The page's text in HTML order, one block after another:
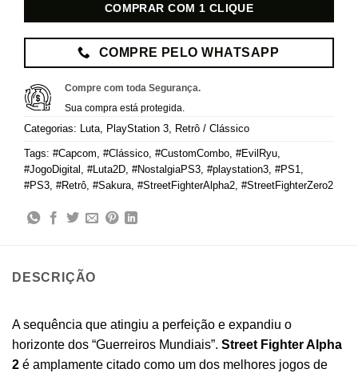
COMPRAR COM 1 CLIQUE
COMPRE PELO WHATSAPP
Compre com toda Segurança.
Sua compra está protegida.
Categorias: Luta PlayStation 3 Retrô / Clássico
Tags: #Capcom #Clássico #CustomCombo #EvilRyu
#JogoDigital
#Luta2D #NostalgiaPS3 #playstation3 #PS1
#PS3 #Retrô #Sakura #StreetFighterAlpha2 #StreetFighterZero2
DESCRIÇÃO
A sequência que atingiu a perfeição e expandiu o
horizonte dos “Guerreiros Mundiais”. Street Fighter Alpha
2 é amplamente citado como um dos melhores jogos de